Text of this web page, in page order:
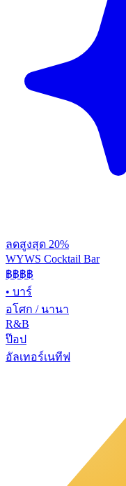
ลดสูงสุด 20%
WYWS Cocktail Bar
฿฿฿฿
• บาร์
อโศก / นานา
R&B
ป๊อป
อัลเทอร์เนทีฟ